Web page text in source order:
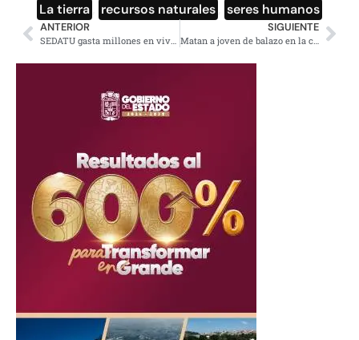
La tierra recursos naturales seres humanos
ANTERIOR
SEDATU gasta millones en viviendas, pero no sabe quiénes las reciben
SIGUIENTE
Matan a joven de balazo en la cabeza por resistirse a robo en Iztapalapa